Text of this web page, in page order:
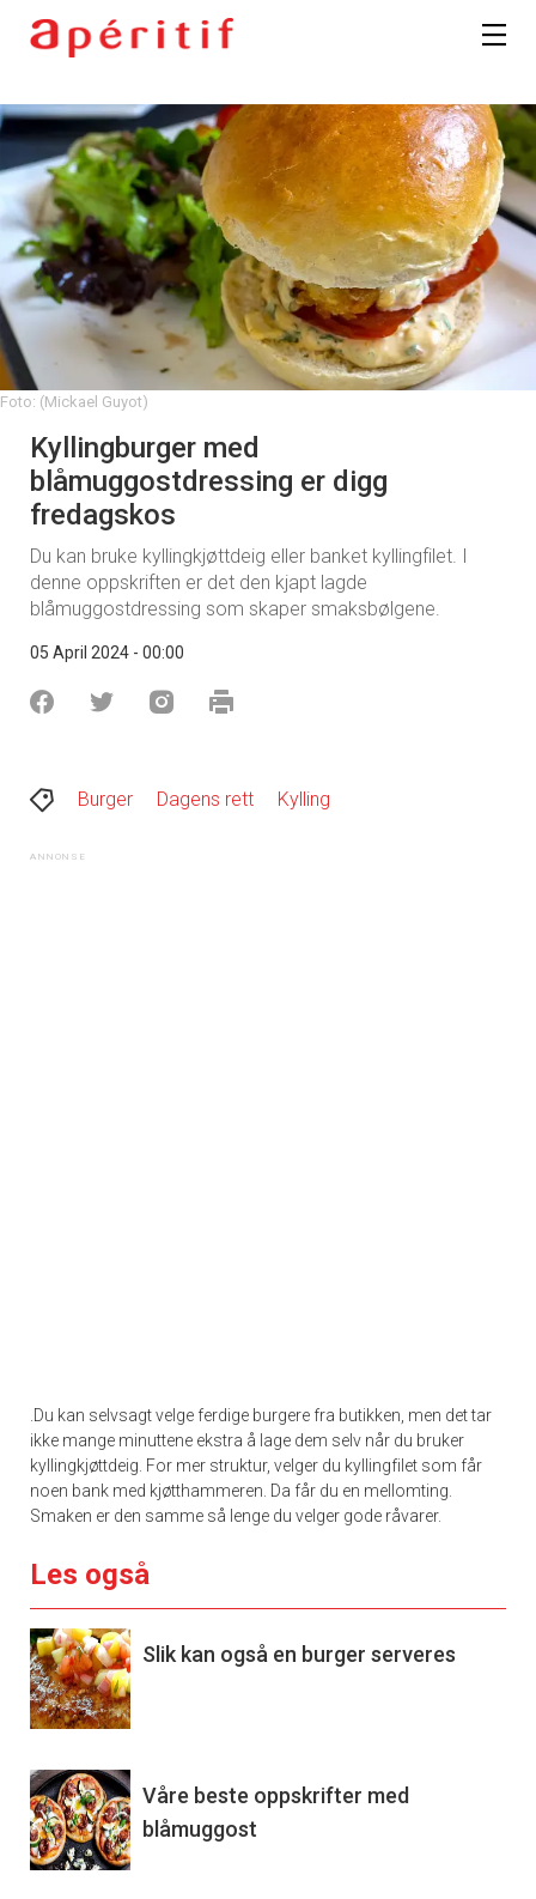
Foto: (Mickael Guyot)
Kyllingburger med
blåmuggostdressing er digg
fredagskos
Du kan bruke kyllingkjøttdeig eller banket kyllingfilet. I
denne oppskriften er det den kjapt lagde
blåmuggostdressing som skaper smaksbølgene.
05 April 2024 - 00:00
Burger Dagens rett Kylling
.Du kan selvsagt velge ferdige burgere fra butikken, men det tar
ikke mange minuttene ekstra å lage dem selv når du bruker
kyllingkjøttdeig. For mer struktur, velger du kyllingfilet som får
noen bank med kjøtthammeren. Da får du en mellomting.
Smaken er den samme så lenge du velger gode råvarer.
Les også
Slik kan også en burger serveres
Våre beste oppskrifter med
blåmuggost